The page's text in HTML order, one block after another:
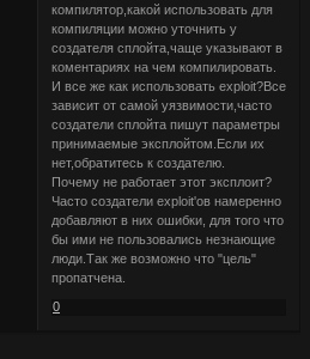
компилятор,какой использовать для
компиляции можно уточнить у
создателя сплойта,чаще указывают в
коментариях на чем компилировать.
И все же как использовать exploit?Все
зависит от самой уязвимости,часто
создатели сплойта пишут параметры
принимаемые эксплойтом.Если их
нет,обратитесь к создателю.
Почему не работает этот эксплоит?
Часто создатели exploit'ов намеренно
добавляют в них ошибки, для того что
бы ими не пользовались незнающие
люди.Так же возможно что "цель"
пропатчена.
0